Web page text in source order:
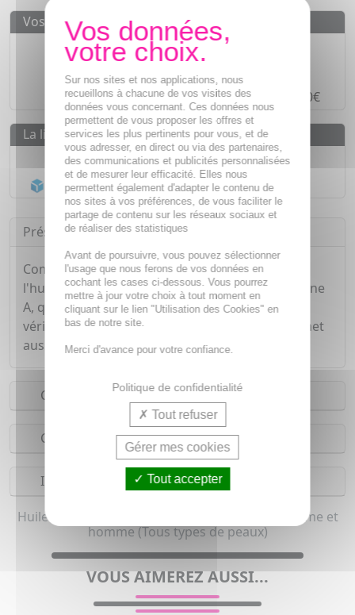
Vos avantages
Des prixIMBATTABLES
Paiement en ligne
SÉCURISÉ
Paiement en4 fois sans fraisà partir de 30€
La livraison
Livraison gratuite dès55€
Acheminement Chronoposten 24h*
Présentation
Composée de carottes ayant macéré dans de
l'huile de tournesol bio, contient de la provitamine
A, qui lui donne sa couleur orangée. C'est un
véritable soin après-soleil réparateur mais permet
aussi de donner un hâle naturel à la peau.
Conseils d'utilisation
Composition
Indications
Huile végétale et Huile après soleil bio pour femme et
homme (Tous types de peaux)
VOUS AIMEREZ AUSSI...
Sur nos sites et nos applications, nous
recueillons à chacune de vos visites des
données vous concernant. Ces données nous
permettent de vous proposer les offres et
services les plus pertinents pour vous, et de
vous adresser, en direct ou via des partenaires,
des communications et publicités personnalisées
et de mesurer leur efficacité. Elles nous
permettent également d'adapter le contenu de
nos sites à vos préférences, de vous faciliter le
partage de contenu sur les réseaux sociaux et
de réaliser des statistiques
Avant de poursuivre, vous pouvez sélectionner
l'usage que nous ferons de vos données en
cochant les cases ci-dessous. Vous pourrez
mettre à jour votre choix à tout moment en
cliquant sur le lien "Utilisation des Cookies" en
bas de notre site.
Merci d'avance pour votre confiance.
Politique de confidentialité
Tout refuser
Gérer mes cookies
Tout accepter